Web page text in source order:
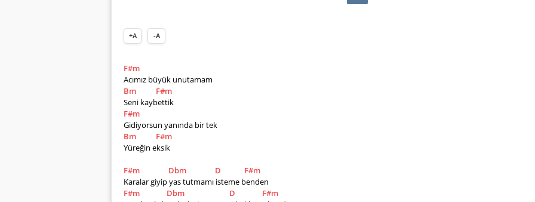
+A -A
F#m
Acımız büyük unutamam
Bm
F#m
Seni kaybettik
F#m
Gidiyorsun yanında bir tek
Bm
F#m
Yüreğin eksik
F#m Dbm D
F#m
Karalar giyip yas tutmamı isteme benden
F#m
Dbm D
F#m